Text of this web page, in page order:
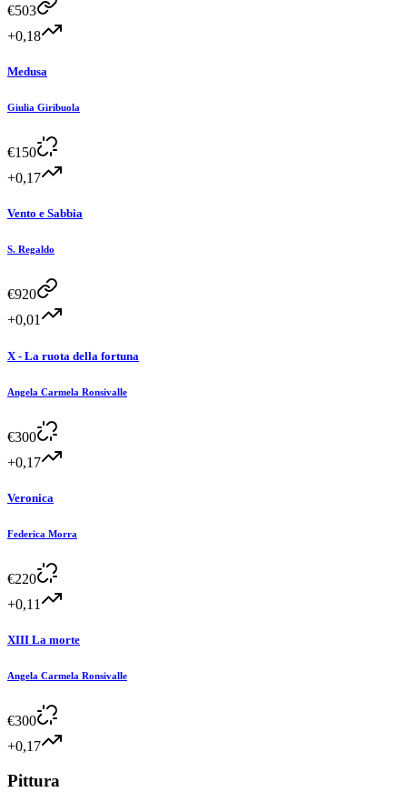
€503
+0,18
Medusa
Giulia Giribuola
€150
+0,17
Vento e Sabbia
S. Regaldo
€920
+0,01
X - La ruota della fortuna
Angela Carmela Ronsivalle
€300
+0,17
Veronica
Federica Morra
€220
+0,11
XIII La morte
Angela Carmela Ronsivalle
€300
+0,17
Pittura